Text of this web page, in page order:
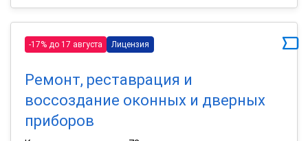
-17% до 17 августа Лицензия
Ремонт, реставрация и
воссоздание оконных и дверных
приборов